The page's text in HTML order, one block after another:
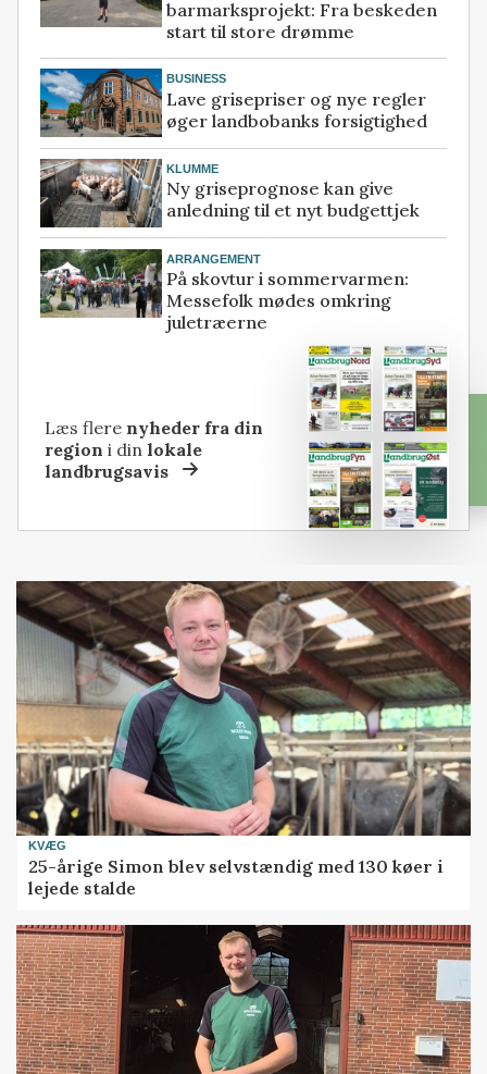
barmarksprojekt: Fra beskeden
start til store drømme
BUSINESS
Lave grisepriser og nye regler
øger landbobanks forsigtighed
KLUMME
Ny griseprognose kan give
anledning til et nyt budgettjek
ARRANGEMENT
På skovtur i sommervarmen:
Messefolk mødes omkring
juletræerne
Læs flere nyheder fra din
region i dinlokale
landbrugsavis
KVÆG
25-årige Simon blev selvstændig med 130 køer i
lejede stalde